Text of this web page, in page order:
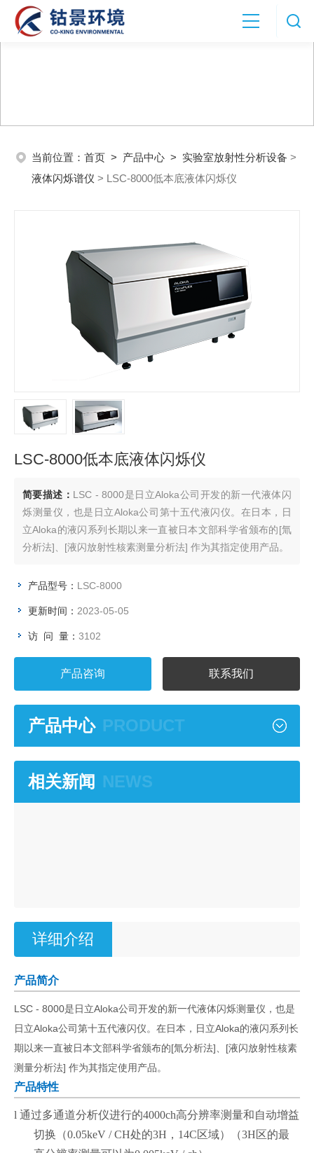
当前位置： 首页 > 产品中心 > 实验室放射性分析设备 >
液体闪烁谱仪 > LSC-8000低本底液体闪烁仪
LSC-8000低本底液体闪烁仪
简要描述： LSC - 8000是日立Aloka公司开发的新一代液体闪
烁测量仪，也是日立Aloka公司第十五代液闪仪。在日本，日
立Aloka的液闪系列长期以来一直被日本文部科学省颁布的[氚
分析法]、[液闪放射性核素测量分析法] 作为其指定使用产品。
产品型号： LSC-8000
更新时间： 2023-05-05
访 问 量： 3102
产品咨询 联系我们
PRODUCT
产品中心
NEWS
相关新闻
详细介绍
产品简介
LSC - 8000是日立Aloka公司开发的新一代液体闪烁测量仪，也是
日立Aloka公司第十五代液闪仪。在日本，日立Aloka的液闪系列长
期以来一直被日本文部科学省颁布的[氚分析法]、[液闪放射性核素
测量分析法] 作为其指定使用产品。
产品特性
l 通过多通道分析仪进行的4000ch高分辨率测量和自动增益
切换（0.05keV / CH处的3H ， 14C区域）（3H区的最